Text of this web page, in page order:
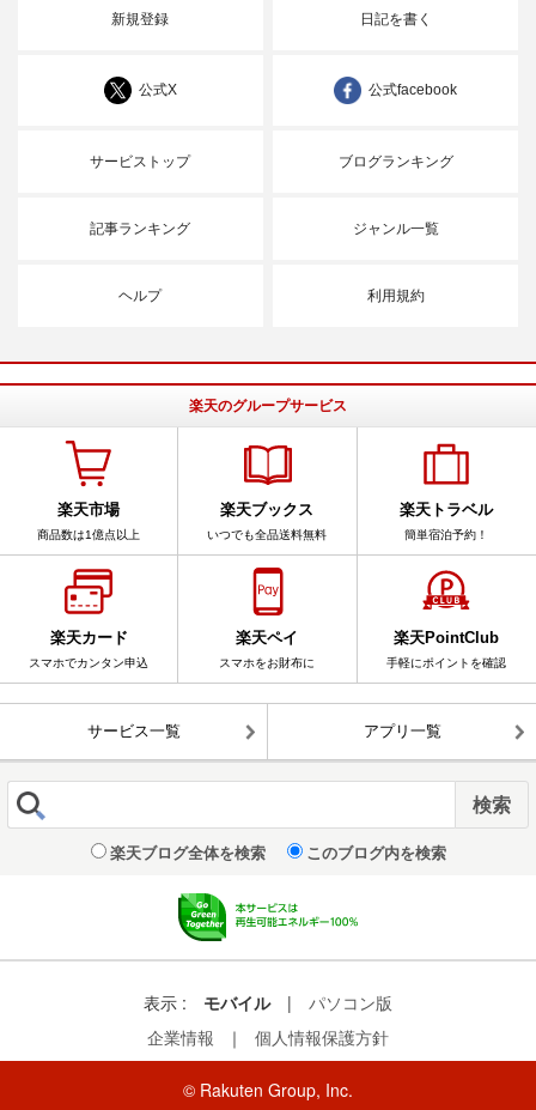
新規登録 日記を書く
公式X 公式facebook
サービストップ ブログランキング
記事ランキング ジャンル一覧
ヘルプ 利用規約
楽天のグループサービス
楽天市場
商品数は1億点以上
楽天ブックス
いつでも全品送料無料
楽天トラベル
簡単宿泊予約！
楽天カード
スマホでカンタン申込
楽天ペイ
スマホをお財布に
楽天PointClub
手軽にポイントを確認
サービス一覧 アプリ一覧
楽天ブログ全体を検索 このブログ内を検索
表示 : モバイル |
パソコン版
企業情報
｜ 個人情報保護方針
© Rakuten Group, Inc.